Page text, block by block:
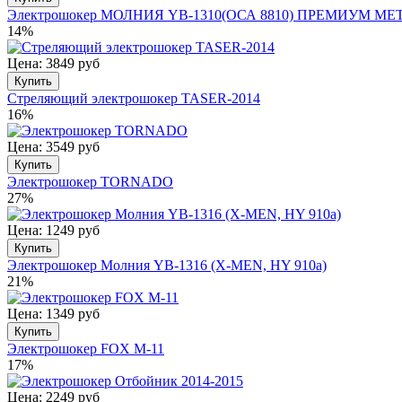
Электрошокер МОЛНИЯ YB-1310(ОСА 8810) ПРЕМИУМ
14%
Цена: 3849 руб
Купить
Стреляющий электрошокер TASER-2014
16%
Цена: 3549 руб
Купить
Электрошокер TORNADO
27%
Цена: 1249 руб
Купить
Электрошокер Молния YB-1316 (X-MEN, HY 910a)
21%
Цена: 1349 руб
Купить
Электрошокер FOX M-11
17%
Цена: 2249 руб